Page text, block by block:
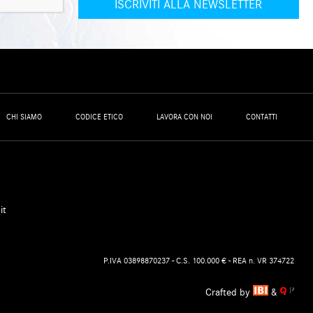
CHI SIAMO CODICE ETICO LAVORA CON NOI CONTATTI
P.IVA 03898870237 - C.S. 100.000 € - REA n. VR 374722
Crafted by &